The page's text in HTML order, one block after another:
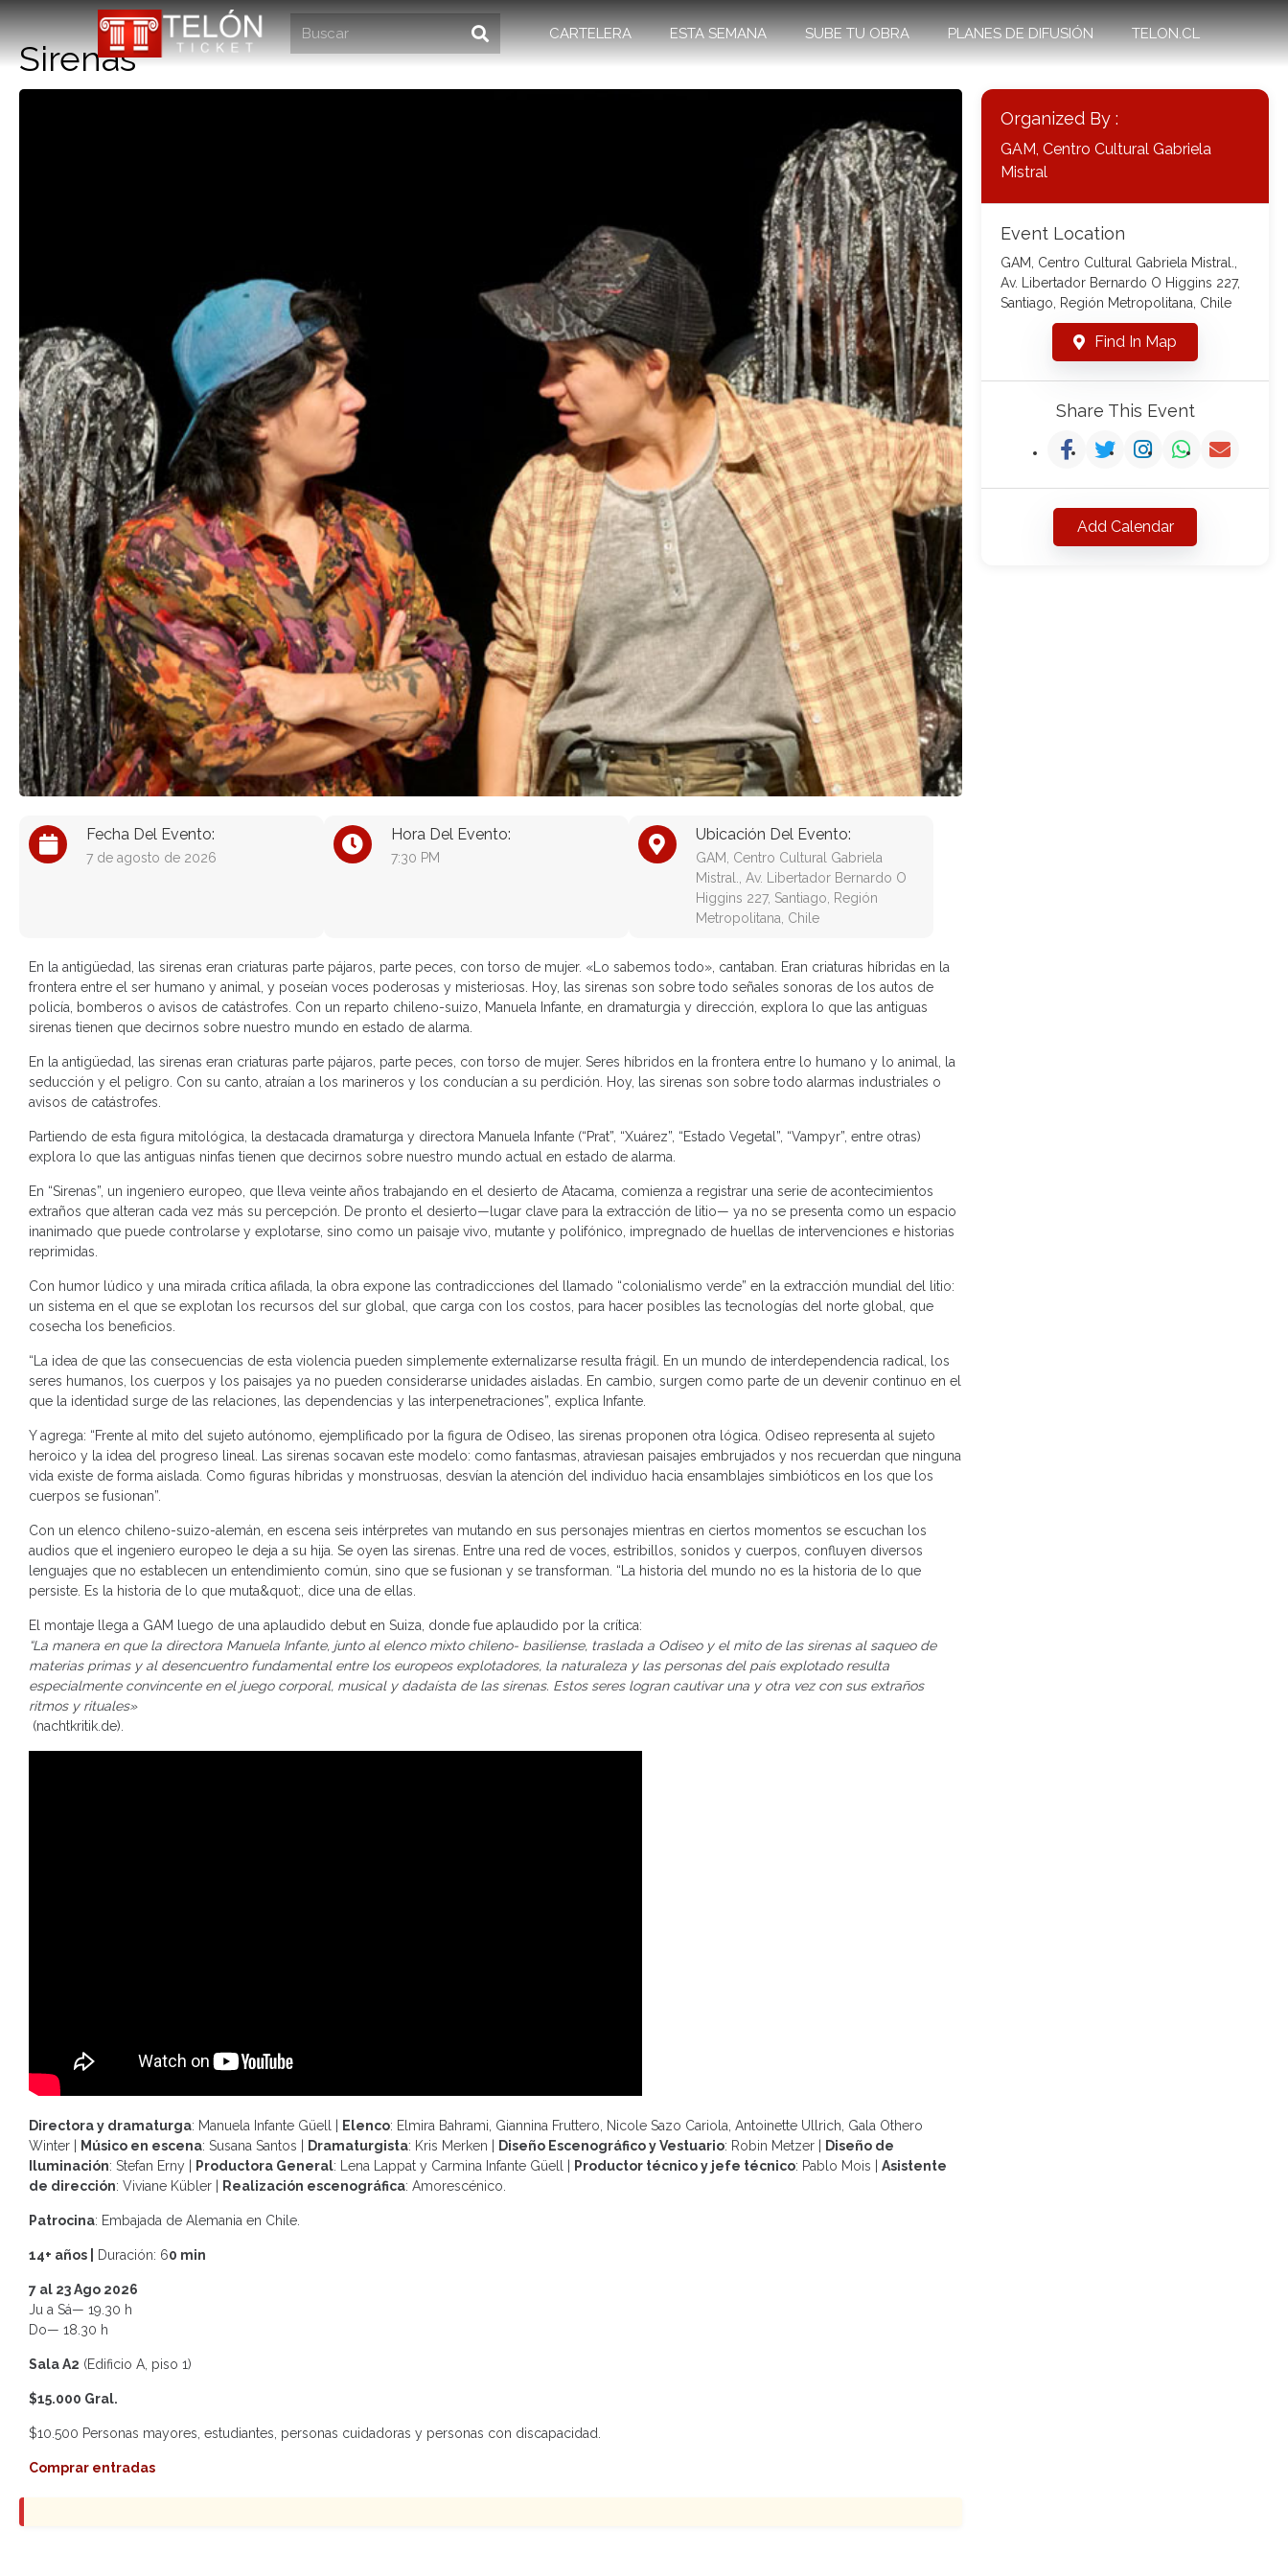
CARTELERA ESTA SEMANA SUBE TU OBRA PLANES DE DIFUSIÓN TELON.CL
Sirenas
Fecha Del Evento:
7 de agosto de 2026
Hora Del Evento:
7:30 PM
Ubicación Del Evento:
GAM, Centro Cultural Gabriela
Mistral., Av. Libertador Bernardo O
Higgins 227, Santiago, Región
Metropolitana, Chile
En la antigüedad, las sirenas eran criaturas parte pájaros, parte peces, con torso de mujer. «Lo sabemos todo», cantaban. Eran criaturas híbridas en la
frontera entre el ser humano y animal, y poseían voces poderosas y misteriosas. Hoy, las sirenas son sobre todo señales sonoras de los autos de
policía, bomberos o avisos de catástrofes. Con un reparto chileno-suizo, Manuela Infante, en dramaturgia y dirección, explora lo que las antiguas
sirenas tienen que decirnos sobre nuestro mundo en estado de alarma.
En la antigüedad, las sirenas eran criaturas parte pájaros, parte peces, con torso de mujer. Seres híbridos en la frontera entre lo humano y lo animal, la
seducción y el peligro. Con su canto, atraían a los marineros y los conducían a su perdición. Hoy, las sirenas son sobre todo alarmas industriales o
avisos de catástrofes.
Partiendo de esta figura mitológica, la destacada dramaturga y directora Manuela Infante (“Prat”, “Xuárez”, “Estado Vegetal”, “Vampyr”, entre otras)
explora lo que las antiguas ninfas tienen que decirnos sobre nuestro mundo actual en estado de alarma.
En “Sirenas”, un ingeniero europeo, que lleva veinte años trabajando en el desierto de Atacama, comienza a registrar una serie de acontecimientos
extraños que alteran cada vez más su percepción. De pronto el desierto—lugar clave para la extracción de litio— ya no se presenta como un espacio
inanimado que puede controlarse y explotarse, sino como un paisaje vivo, mutante y polifónico, impregnado de huellas de intervenciones e historias
reprimidas.
Con humor lúdico y una mirada crítica afilada, la obra expone las contradicciones del llamado “colonialismo verde” en la extracción mundial del litio:
un sistema en el que se explotan los recursos del sur global, que carga con los costos, para hacer posibles las tecnologías del norte global, que
cosecha los beneficios.
“La idea de que las consecuencias de esta violencia pueden simplemente externalizarse resulta frágil. En un mundo de interdependencia radical, los
seres humanos, los cuerpos y los paisajes ya no pueden considerarse unidades aisladas. En cambio, surgen como parte de un devenir continuo en el
que la identidad surge de las relaciones, las dependencias y las interpenetraciones”, explica Infante.
Y agrega: “Frente al mito del sujeto autónomo, ejemplificado por la figura de Odiseo, las sirenas proponen otra lógica. Odiseo representa al sujeto
heroico y la idea del progreso lineal. Las sirenas socavan este modelo: como fantasmas, atraviesan paisajes embrujados y nos recuerdan que ninguna
vida existe de forma aislada. Como figuras híbridas y monstruosas, desvían la atención del individuo hacia ensamblajes simbióticos en los que los
cuerpos se fusionan”.
Con un elenco chileno-suizo-alemán, en escena seis intérpretes van mutando en sus personajes mientras en ciertos momentos se escuchan los
audios que el ingeniero europeo le deja a su hija. Se oyen las sirenas. Entre una red de voces, estribillos, sonidos y cuerpos, confluyen diversos
lenguajes que no establecen un entendimiento común, sino que se fusionan y se transforman. “La historia del mundo no es la historia de lo que
persiste. Es la historia de lo que muta&quot;, dice una de ellas.
El montaje llega a GAM luego de una aplaudido debut en Suiza, donde fue aplaudido por la crítica:
“La manera en que la directora Manuela Infante, junto al elenco mixto chileno- basiliense, traslada a Odiseo y el mito de las sirenas al saqueo de
materias primas y al desencuentro fundamental entre los europeos explotadores, la naturaleza y las personas del país explotado resulta
especialmente convincente en el juego corporal, musical y dadaísta de las sirenas. Estos seres logran cautivar una y otra vez con sus extraños
ritmos y rituales»
(nachtkritik.de).
Directora y dramaturga: Manuela Infante Güell | Elenco: Elmira Bahrami, Giannina Fruttero, Nicole Sazo Cariola, Antoinette Ullrich, Gala Othero
Winter |
Músico en escena: Susana Santos | Dramaturgista: Kris Merken | Diseño Escenográfico y Vestuario: Robin Metzer |
Diseño de
Iluminación: Stefan Erny | Productora General: Lena Lappat y Carmina Infante Güell | Productor técnico y jefe técnico: Pablo Mois | Asistente
de dirección: Viviane Kübler | Realización escenográfica: Amorescénico.
Patrocina: Embajada de Alemania en Chile.
14+ años | Duración: 60 min
7 al 23 Ago 2026
Ju a Sá— 19.30 h
Do— 18.30 h
Sala A2 (Edificio A, piso 1)
$15.000 Gral.
$10.500 Personas mayores, estudiantes, personas cuidadoras y personas con discapacidad.
Comprar entradas
Organized By :
GAM, Centro Cultural Gabriela
Mistral
Event Location
GAM, Centro Cultural Gabriela Mistral.,
Av. Libertador Bernardo O Higgins 227,
Santiago, Región Metropolitana, Chile
Find In Map
Share This Event
Add Calendar